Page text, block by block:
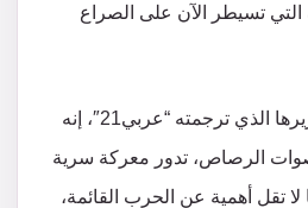
التي تسيطر الآن على الصراع
وقالت الصحيفة، في تقريرها الذي ترجمته “عربي21″، إنه
الرصاص، تدور معركة سرية
لا تقل أهمية عن الحرب القائمة،